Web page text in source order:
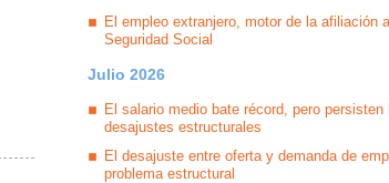
El empleo extranjero, motor de la afiliación
Seguridad Social
Julio 2026
El salario medio bate récord, pero persisten
desajustes estructurales
El desajuste entre oferta y demanda de
problema estructural